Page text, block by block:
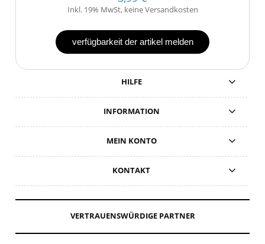
Inkl. 19% MwSt, keine Versandkosten
verfügbarkeit der artikel melden
HILFE
INFORMATION
MEIN KONTO
KONTAKT
VERTRAUENSWÜRDIGE PARTNER